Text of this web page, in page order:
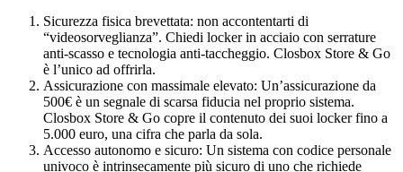
Sicurezza fisica brevettata: non accontentarti di
“videosorveglianza”. Chiedi locker in acciaio con serrature
anti-scasso e tecnologia anti-taccheggio. Closbox Store & Go
è l’unico ad offrirla.
Assicurazione con massimale elevato: Un’assicurazione da
500€ è un segnale di scarsa fiducia nel proprio sistema.
Closbox Store & Go copre il contenuto dei suoi locker fino a
5.000 euro, una cifra che parla da sola.
Accesso autonomo e sicuro: Un sistema con codice personale
univoco è intrinsecamente più sicuro di uno che richiede